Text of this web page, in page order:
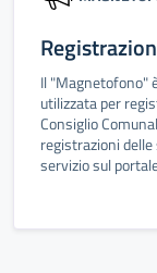
Il "Magnetofono"
utilizzata per
Consiglio
registrazioni
servizio sul